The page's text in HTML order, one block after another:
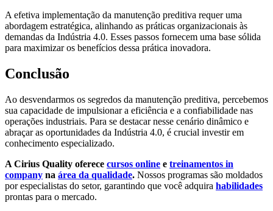
A efetiva implementação da manutenção preditiva requer uma
abordagem estratégica, alinhando as práticas organizacionais às
demandas da Indústria 4.0. Esses passos fornecem uma base sólida
para maximizar os benefícios dessa prática inovadora.
Conclusão
Ao desvendarmos os segredos da manutenção preditiva, percebemos
sua capacidade de impulsionar a eficiência e a confiabilidade nas
operações industriais. Para se destacar nesse cenário dinâmico e
abraçar as oportunidades da Indústria 4.0, é crucial investir em
conhecimento especializado.
A Cirius Quality oferece cursos online e treinamentos in
company na área da qualidade. Nossos programas são moldados
por especialistas do setor, garantindo que você adquira habilidades
prontas para o mercado.